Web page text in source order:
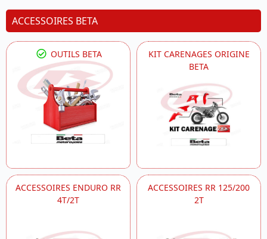
ACCESSOIRES BETA
OUTILS BETA
KIT CARENAGES ORIGINE
BETA
ACCESSOIRES ENDURO RR
4T/2T
ACCESSOIRES RR 125/200
2T